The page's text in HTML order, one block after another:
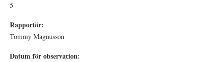
5
Rapportör:
Tommy Magnusson
Datum för observation: